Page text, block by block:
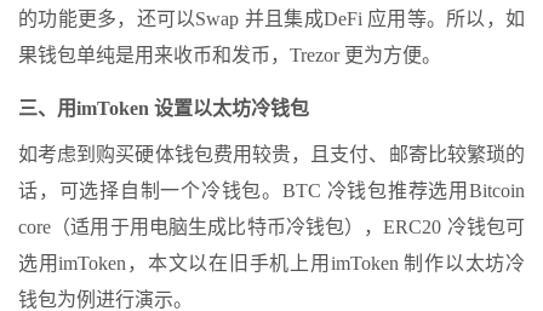
的功能更多，还可以Swap 并且集成DeFi 应用等。所以，如
果钱包单纯是用来收币和发币，Trezor 更为方便。
三、用imToken 设置以太坊冷钱包
如考虑到购买硬体钱包费用较贵，且支付、邮寄比较繁琐的
话，可选择自制一个冷钱包。BTC 冷钱包推荐选用Bitcoin
core（适用于用电脑生成比特币冷钱包），ERC20 冷钱包可
选用imToken，本文以在旧手机上用imToken 制作以太坊冷
钱包为例进行演示。